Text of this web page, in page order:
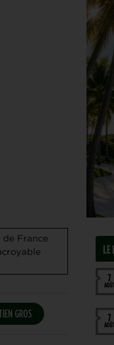
de France
GROS
LE
7
AOÛT
7
AOÛT